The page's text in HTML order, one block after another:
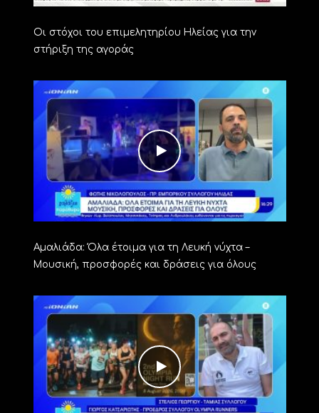
Οι στόχοι του επιμελητηρίου Ηλείας για την
στήριξη της αγοράς
Αμαλιάδα: Όλα έτοιμα για τη Λευκή νύχτα –
Μουσική, προσφορές και δράσεις για όλους